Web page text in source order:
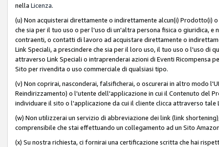
nella Licenza.
(u) Non acquisterai direttamente o indirettamente alcun(i) Prodotto(i)
che sia per il tuo uso o per l'uso di un'altra persona fisica o giuridica,
contraenti, o contatti di lavoro ad acquistare direttamente o
Link Speciali, a prescindere che sia per il loro uso, il tuo uso o l'uso di
attraverso Link Speciali o intraprenderai azioni di Eventi
Sito per rivendita o uso commerciale di qualsiasi tipo.
(v) Non coprirai, nasconderai, falsificherai, o oscurerai in altro modo
Reindirizzamento) o l'utente dell'applicazione in cui il Contenuto del
individuare il sito o l'applicazione da cui il cliente clicca attraverso tale
(w) Non utilizzerai un servizio di abbreviazione dei link (link
comprensibile che stai effettuando un collegamento ad un Sito
(x) Su nostra richiesta, ci fornirai una certificazione scritta che hai